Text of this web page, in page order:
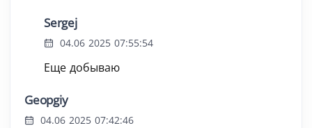
Sergej
04.06 2025 07:55:54
Еще добываю
Geopgiy
04.06 2025 07:42:46